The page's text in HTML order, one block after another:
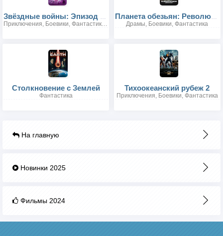
Звёздные войны: Эпизод 4 — Новая надежда
Приключения, Боевики, Фантастика, Фэнтези
Планета обезьян: Революция
Драмы, Боевики, Фантастика
Столкновение с Землей
Фантастика
Тихоокеанский рубеж 2
Приключения, Боевики, Фантастика
На главную
Новинки 2025
Фильмы 2024